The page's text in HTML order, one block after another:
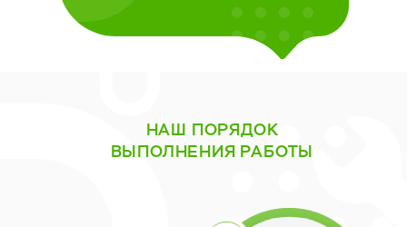
НАШ ПОРЯДОК
ВЫПОЛНЕНИЯ РАБОТЫ